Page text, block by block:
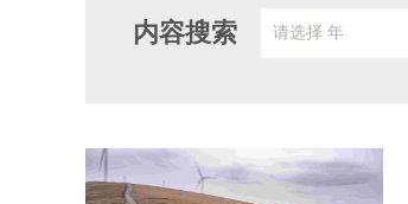
内容搜索 请选择 年